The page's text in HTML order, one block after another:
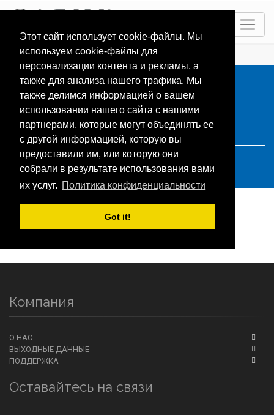
Этот сайт использует cookie-файлы. Мы
используем cookie-файлы для
персонализации контента и рекламы, а
также для анализа нашего трафика. Мы
также делимся информацией о вашем
использовании нашего сайта с нашими
партнерами, которые могут объединять ее
с другой информацией, которую вы
предоставили им, или которую они
собрали в результате использования вами
их услуг. Политика конфиденциальности
Got it!
ГЛАВНАЯ Resorts Search: russland
Компания
О НАС
ВЫХОДНЫЕ ДАННЫЕ
ПОДДЕРЖКА
Оставайтесь на связи